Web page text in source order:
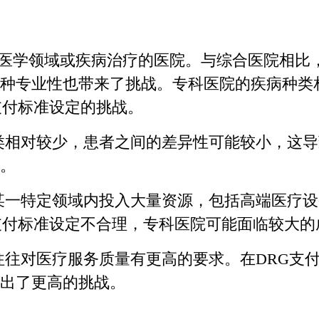
领域或疾病治疗的医院。与综合医院相比
专业性也带来了挑战。专科医院的疾病种
标准设定的挑战。
对较少，患者之间的差异性可能较小，这
特定领域内投入大量资源，包括高端医疗
标准设定不合理，专科医院可能面临较大
对医疗服务质量有更高的要求。在DRG支
了更高的挑战。